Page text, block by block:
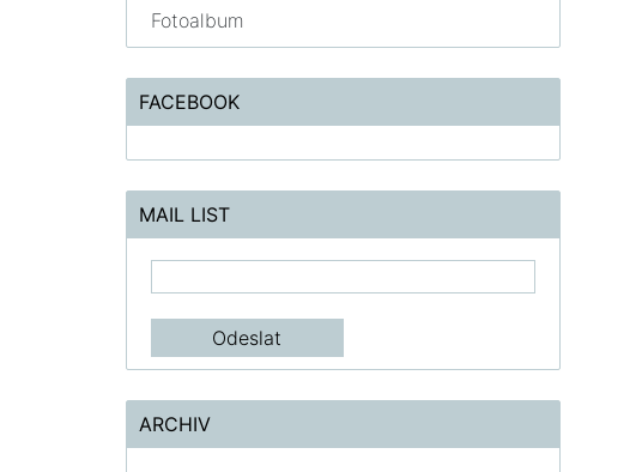
Fotoalbum
FACEBOOK
MAIL LIST
ARCHIV